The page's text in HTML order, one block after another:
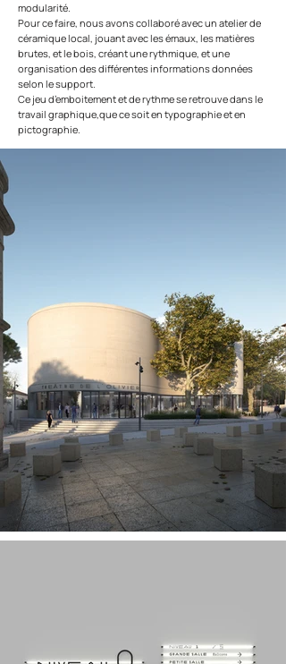
modularité.
Pour ce faire, nous avons collaboré avec un atelier de
céramique local, jouant avec les émaux, les matières
brutes, et le bois, créant une rythmique, et une
organisation des différentes informations données
selon le support.
Ce jeu d’emboitement et de rythme se retrouve dans le
travail graphique,que ce soit en typographie et en
pictographie.